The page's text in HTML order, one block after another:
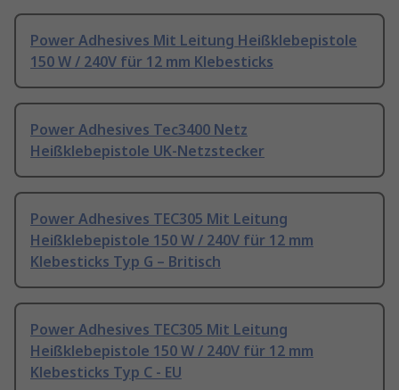
Power Adhesives Mit Leitung Heißklebepistole
150 W / 240V für 12 mm Klebesticks
Power Adhesives Tec3400 Netz
Heißklebepistole UK-Netzstecker
Power Adhesives TEC305 Mit Leitung
Heißklebepistole 150 W / 240V für 12 mm
Klebesticks Typ G – Britisch
Power Adhesives TEC305 Mit Leitung
Heißklebepistole 150 W / 240V für 12 mm
Klebesticks Typ C - EU